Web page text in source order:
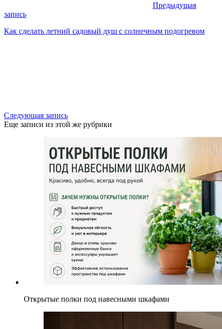
Предыдущая
запись
Как сделать летний садовый душ с солнечным подогревом
Следующая запись
Еще записи из этой же рубрики
Открытые полки под навесными шкафами